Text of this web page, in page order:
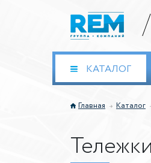
КАТАЛОГ
Главная Каталог